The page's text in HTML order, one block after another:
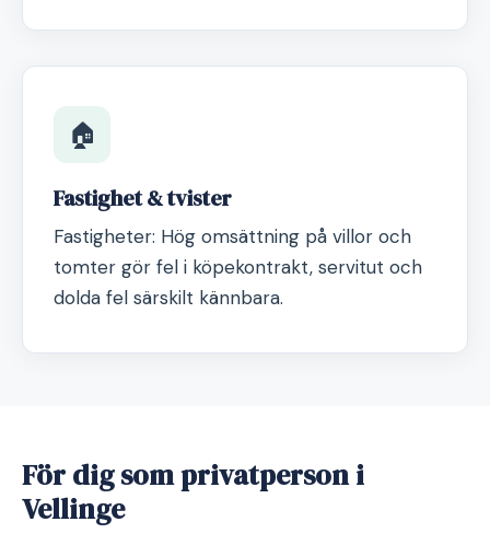
🏠
Fastighet & tvister
Fastigheter: Hög omsättning på villor och
tomter gör fel i köpekontrakt, servitut och
dolda fel särskilt kännbara.
För dig som privatperson i
Vellinge